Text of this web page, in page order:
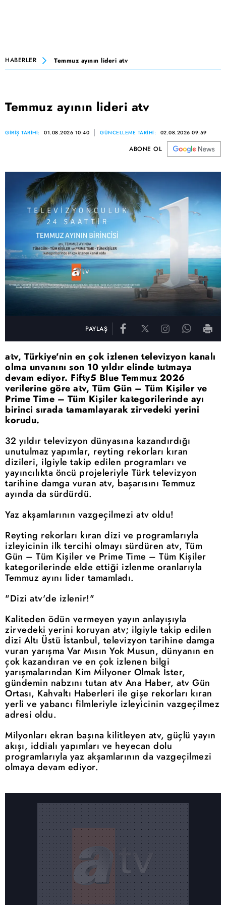
HABERLER Temmuz ayının lideri atv
Temmuz ayının lideri atv
GİRİŞ TARİHİ: 01.08.2026 10:40 GÜNCELLEME TARİHİ: 02.08.2026 09:59
ABONE OL
PAYLAŞ
atv, Türkiye'nin en çok izlenen televizyon kanalı
olma unvanını son 10 yıldır elinde tutmaya
devam ediyor. Fifty5 Blue Temmuz 2026
verilerine göre atv, Tüm Gün – Tüm Kişiler ve
Prime Time – Tüm Kişiler kategorilerinde ayı
birinci sırada tamamlayarak zirvedeki yerini
korudu.
32 yıldır televizyon dünyasına kazandırdığı
unutulmaz yapımlar, reyting rekorları kıran
dizileri, ilgiyle takip edilen programları ve
yayıncılıkta öncü projeleriyle Türk televizyon
tarihine damga vuran atv, başarısını Temmuz
ayında da sürdürdü.
Yaz akşamlarının vazgeçilmezi atv oldu!
Reyting rekorları kıran dizi ve programlarıyla
izleyicinin ilk tercihi olmayı sürdüren atv, Tüm
Gün – Tüm Kişiler ve Prime Time – Tüm Kişiler
kategorilerinde elde ettiği izlenme oranlarıyla
Temmuz ayını lider tamamladı.
"Dizi atv'de izlenir!"
Kaliteden ödün vermeyen yayın anlayışıyla
zirvedeki yerini koruyan atv; ilgiyle takip edilen
dizi Altı Üstü İstanbul, televizyon tarihine damga
vuran yarışma Var Mısın Yok Musun, dünyanın en
çok kazandıran ve en çok izlenen bilgi
yarışmalarından Kim Milyoner Olmak İster,
gündemin nabzını tutan atv Ana Haber, atv Gün
Ortası, Kahvaltı Haberleri ile gişe rekorları kıran
yerli ve yabancı filmleriyle izleyicinin vazgeçilmez
adresi oldu.
Milyonları ekran başına kilitleyen atv, güçlü yayın
akışı, iddialı yapımları ve heyecan dolu
programlarıyla yaz akşamlarının da vazgeçilmezi
olmaya devam ediyor.